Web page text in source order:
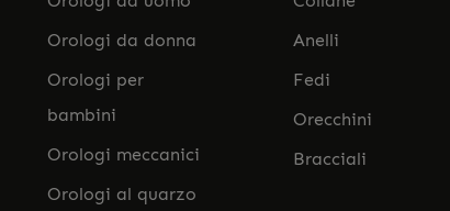
Orologi da donna
Orologi per
bambini
Orologi meccanici
Orologi al quarzo
Anelli
Fedi
Orecchini
Bracciali